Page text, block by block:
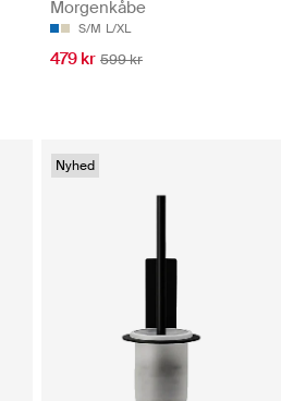
Morgenkåbe
S/M L/XL
479 kr 599 kr
Nyhed